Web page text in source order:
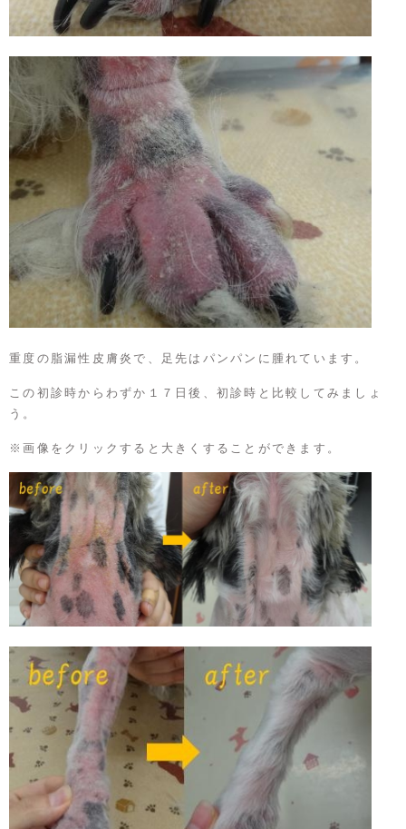
重度の脂漏性皮膚炎で、足先はパンパンに腫れています。
この初診時からわずか１７日後、初診時と比較してみましょ
う。
※画像をクリックすると大きくすることができます。